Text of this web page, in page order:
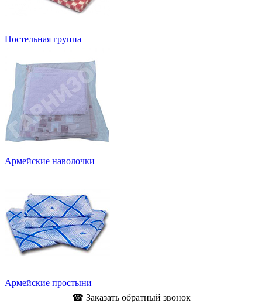
Постельная группа
Армейские наволочки
Армейские простыни
☎ Заказать обратный звонок